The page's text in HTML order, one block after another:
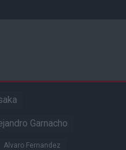
Garnacho
Alvaro Fernandez